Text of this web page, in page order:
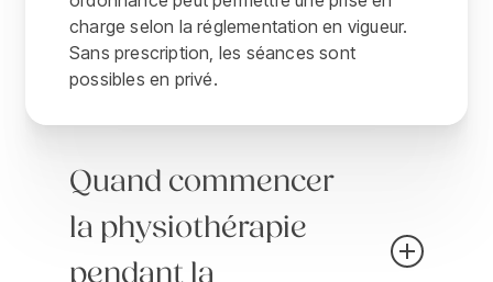
charge selon la réglementation en vigueur.
Sans prescription, les séances sont
possibles en privé.
Quand commencer
la physiothérapie
pendant la